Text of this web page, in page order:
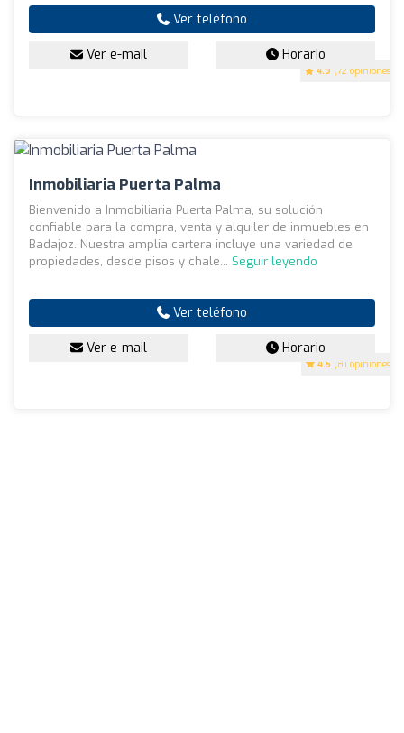
4.9 (72 opiniones)
Ver teléfono
Ver e-mail Horario
Inmobiliaria Puerta Palma
4.5 (81 opiniones)
Bienvenido a Inmobiliaria Puerta Palma, su solución
confiable para la compra, venta y alquiler de inmuebles en
Badajoz. Nuestra amplia cartera incluye una variedad de
propiedades, desde pisos y chale... Seguir leyendo
Ver teléfono
Ver e-mail Horario